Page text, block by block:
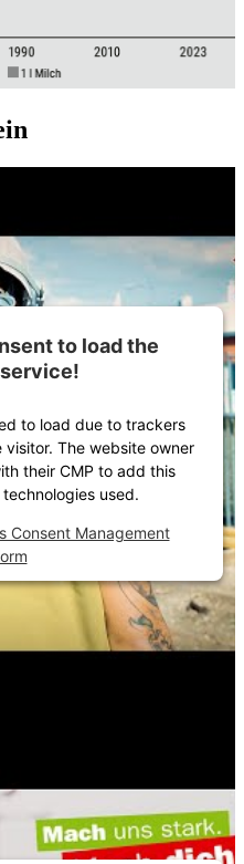
to load the
to load due to trackers
The website owner
their CMP to add this
used.
Consent Management